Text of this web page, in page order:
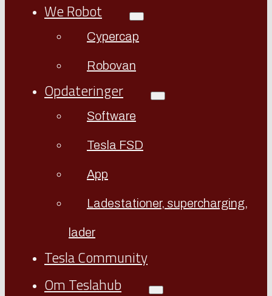
We Robot
Cypercap
Robovan
Opdateringer
Software
Tesla FSD
App
Ladestationer, supercharging,
lader
Tesla Community
Om Teslahub